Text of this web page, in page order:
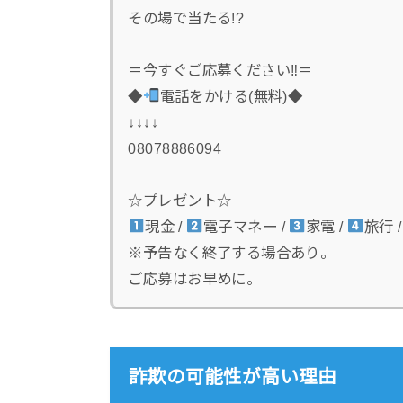
その場で当たる!?
＝今すぐご応募ください‼＝
◆
電話をかける(無料)◆
↓↓↓↓
08078886094
☆プレゼント☆
現金 /
電子マネー / 家電 / 旅行 /
※予告なく終了する場合あり。
ご応募はお早めに。
詐欺の可能性が高い理由